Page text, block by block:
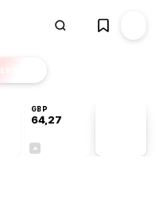
EKSTRA
GBP
64,27